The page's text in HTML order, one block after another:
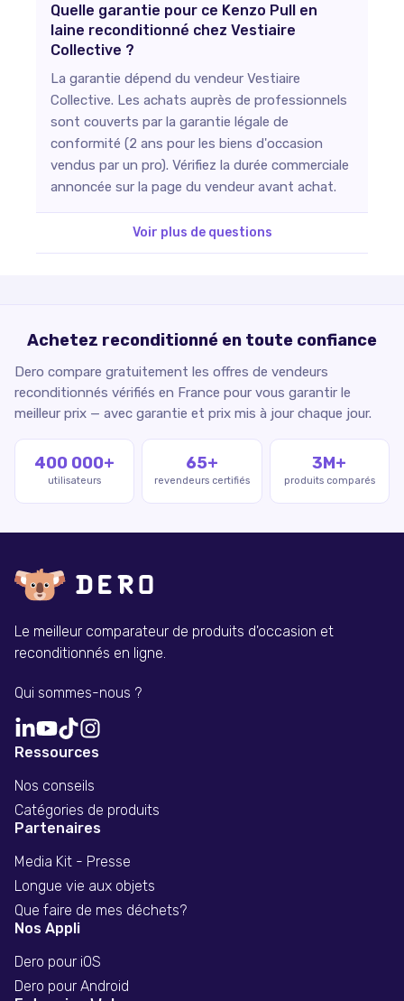
Quelle garantie pour ce Kenzo Pull en
laine reconditionné chez Vestiaire
Collective ?
La garantie dépend du vendeur Vestiaire
Collective. Les achats auprès de professionnels
sont couverts par la garantie légale de
conformité (2 ans pour les biens d'occasion
vendus par un pro). Vérifiez la durée commerciale
annoncée sur la page du vendeur avant achat.
Voir plus de questions
Achetez reconditionné en toute confiance
Dero compare gratuitement les offres de vendeurs
reconditionnés vérifiés en France pour vous garantir le
meilleur prix — avec garantie et prix mis à jour chaque jour.
400 000+
utilisateurs
65+
revendeurs certifiés
3M+
produits comparés
Le meilleur comparateur de produits d'occasion et
reconditionnés en ligne.
Qui sommes-nous ?
Ressources
Nos conseils
Catégories de produits
Partenaires
Media Kit - Presse
Longue vie aux objets
Que faire de mes déchets?
Nos Appli
Dero pour iOS
Dero pour Android